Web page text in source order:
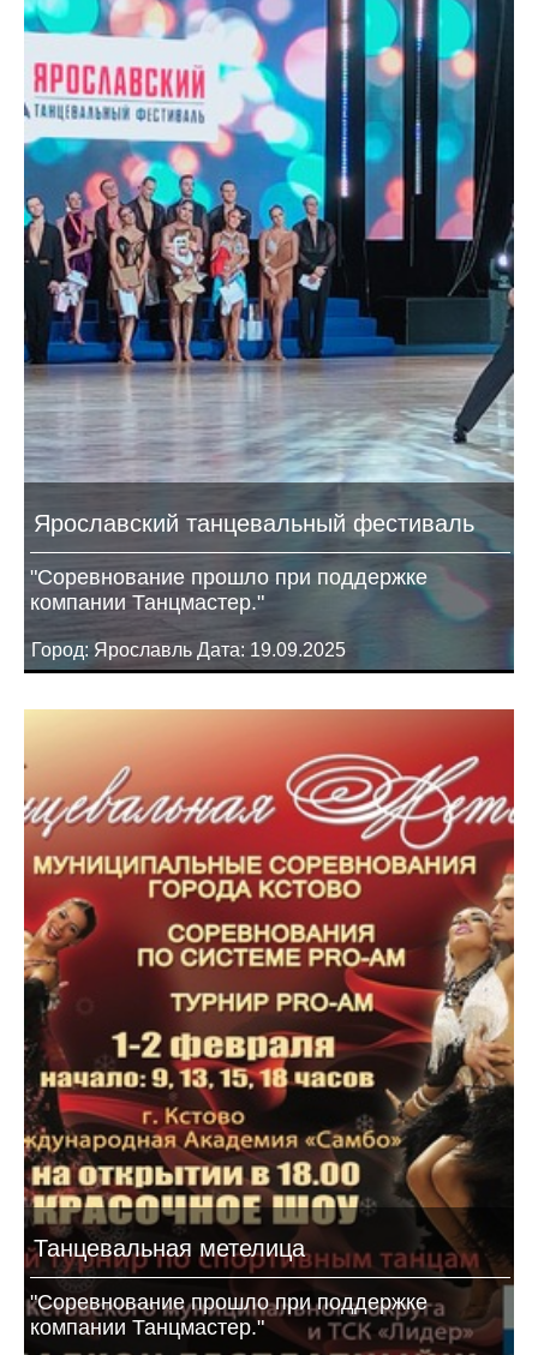
Ярославский танцевальный фестиваль
"Соревнование прошло при поддержке
компании Танцмастер."
Город: Ярославль Дата: 19.09.2025
Танцевальная метелица
"Соревнование прошло при поддержке
компании Танцмастер."